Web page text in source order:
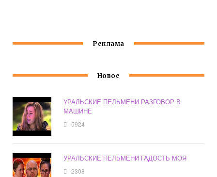
Реклама
Новое
УРАЛЬСКИЕ ПЕЛЬМЕНИ РАЗГОВОР В
МАШИНЕ
5924
УРАЛЬСКИЕ ПЕЛЬМЕНИ ГАДОСТЬ МОЯ
2308